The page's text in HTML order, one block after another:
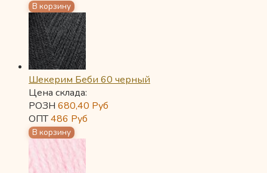
Шекерим Беби 60 черный
Цена склада:
РОЗН 680,40 Руб
ОПТ486 Руб